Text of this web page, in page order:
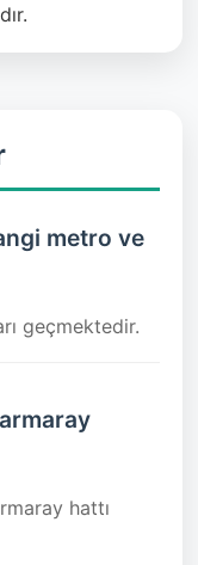
metro ve
geçmektedir.
hattı